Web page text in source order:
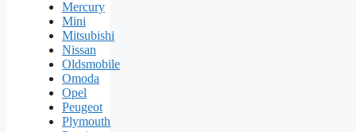
Mercury
Mini
Mitsubishi
Nissan
Oldsmobile
Omoda
Opel
Peugeot
Plymouth